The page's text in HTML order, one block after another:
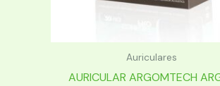
Auriculares
AURICULAR ARGOMTECH